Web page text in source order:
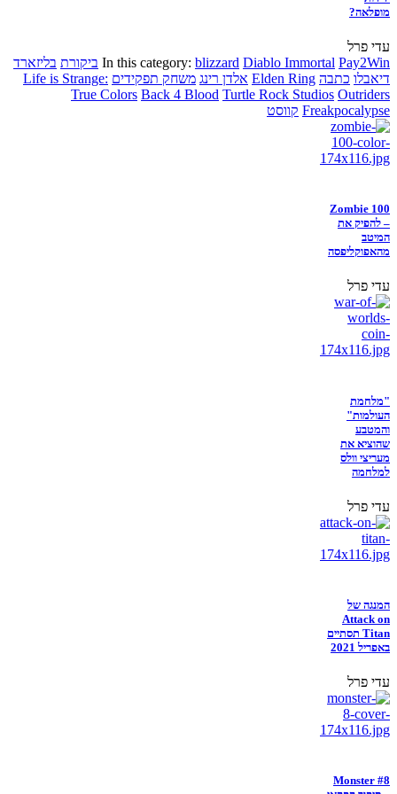
מופלאה?
עדי פרל
In this category: blizzard Diablo Immortal Pay2Win ביקורת בליזארד
דיאבלו כתבה Elden Ring אלדן רינג משחק תפקידים Life is Strange:
True Colors Back 4 Blood Turtle Rock Studios Outriders
Freakpocalypse קווסט
Zombie 100
– להפיק את
המיטב
מהאפוקליפסה
עדי פרל
"מלחמת
העולמות"
והמטבע
שהוציא את
מעריצי וולס
למלחמה
עדי פרל
המנגה של
Attack on
Titan תסתיים
באפריל 2021
עדי פרל
Monster #8